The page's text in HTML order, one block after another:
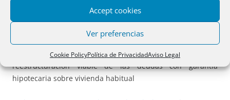
Accept cookies
Ver preferencias
Cookie PolicyPolítica de PrivacidadAviso Legal
RESOLUCIÓN de 16 de abril de 2021
Estado de Economía y Apoyo a la Empresa, por la que se
publica la lista de entidades que han comunicado su
adhesión al Código de Buenas Prácticas para la
reestructuración viable de las deudas con garantía
hipotecaria sobre vivienda habitual